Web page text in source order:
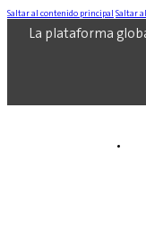
Saltar al contenido principal Saltar
La plataforma